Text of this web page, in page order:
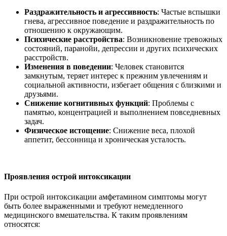
Раздражительность и агрессивность: Частые вспышки
гнева, агрессивное поведение и раздражительность по
отношению к окружающим.
Психические расстройства: Возникновение тревожных
состояний, паранойи, депрессии и других психических
расстройств.
Изменения в поведении: Человек становится
замкнутым, теряет интерес к прежним увлечениям и
социальной активности, избегает общения с близкими и
друзьями.
Снижение когнитивных функций: Проблемы с
памятью, концентрацией и выполнением повседневных
задач.
Физическое истощение: Снижение веса, плохой
аппетит, бессонница и хроническая усталость.
Проявления острой интоксикации
При острой интоксикации амфетамином симптомы могут
быть более выраженными и требуют немедленного
медицинского вмешательства. К таким проявлениям
относятся: